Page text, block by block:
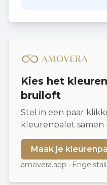
Kies het
bruiloft
Stel in een paar
kleurenpalet samen
Maak je
amovera.app ·